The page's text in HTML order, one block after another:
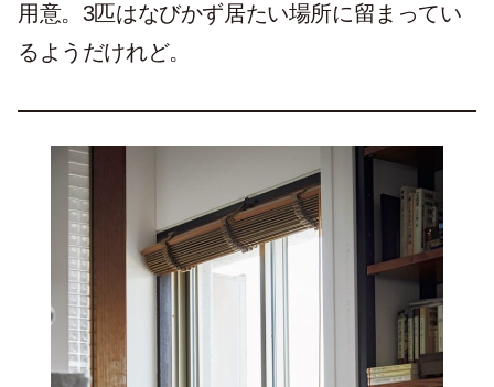
用意。3匹はなびかず居たい場所に留まってい
るようだけれど。